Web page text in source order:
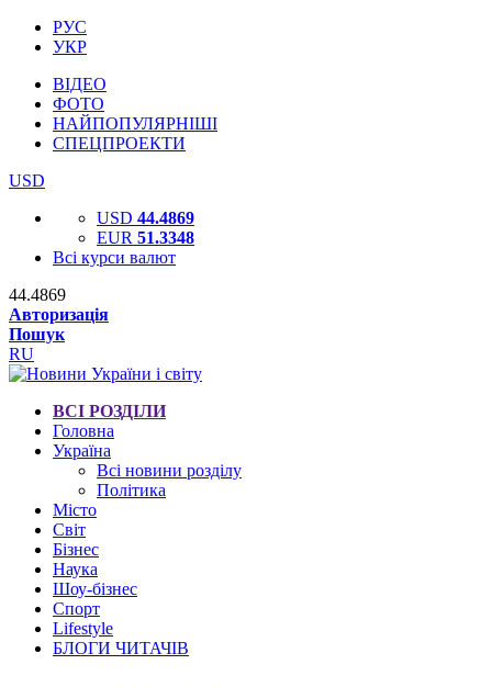
РУС
УКР
ВІДЕО
ФОТО
НАЙПОПУЛЯРНІШІ
СПЕЦПРОЕКТИ
USD
USD 44.4869
EUR 51.3348
Всі курси валют
44.4869
Авторизація
Пошук
RU
ВСІ РОЗДІЛИ
Головна
Україна
Всі новини розділу
Політика
Місто
Світ
Бізнес
Наука
Шоу-бізнес
Спорт
Lifestyle
БЛОГИ ЧИТАЧІВ